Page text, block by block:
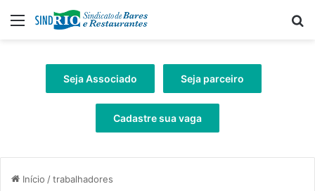
Menu
Seja Associado Seja parceiro
Cadastre sua vaga
Início /trabalhadores